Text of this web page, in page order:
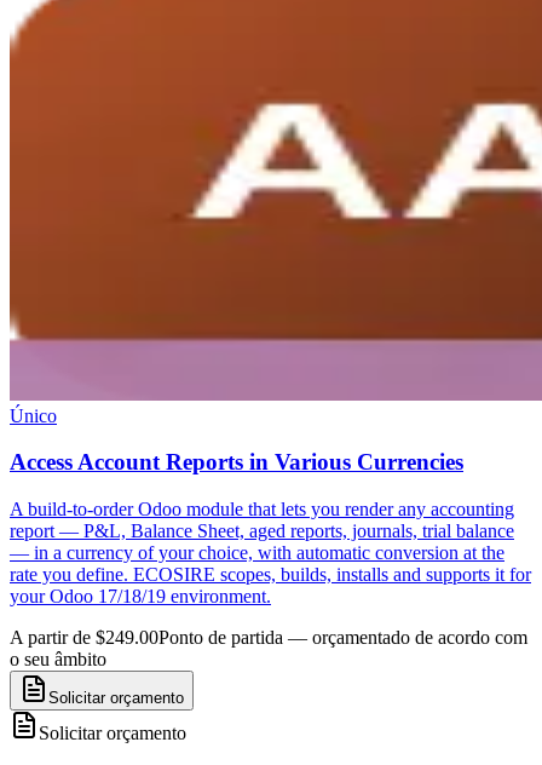
Único
Access Account Reports in Various Currencies
A build-to-order Odoo module that lets you render any accounting
report — P&L, Balance Sheet, aged reports, journals, trial balance
— in a currency of your choice, with automatic conversion at the
rate you define. ECOSIRE scopes, builds, installs and supports it for
your Odoo 17/18/19 environment.
A partir de $249.00Ponto de partida — orçamentado de acordo com
o seu âmbito
Solicitar orçamento
Solicitar orçamento